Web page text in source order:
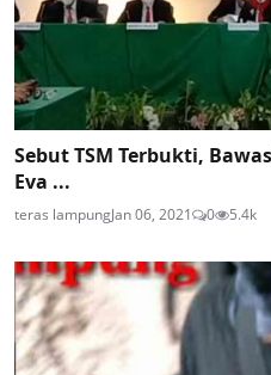
Sebut TSM Terbukti,
Eva ...
teras lampungJan 06, 2021 0 5.4k